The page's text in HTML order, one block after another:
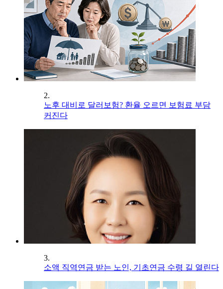
2.
노후 대비로 달러보험? 환율 오르면 보험료 부담
커진다
3.
소액 직역연금 받는 노인, 기초연금 수령 길 열린다